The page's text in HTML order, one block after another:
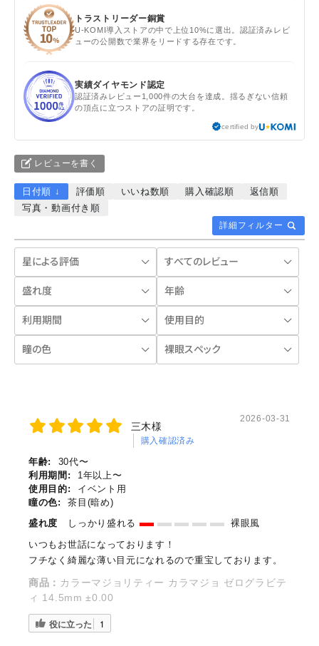
トラストリーダー銅賞
U-KOMI導入ストアの中で上位10%に選出。認証済みレビ
ューの公開数で業界をリードする存在です。
実績ダイヤモンド認定
認証済みレビュー1,000件の大台を達成。揺るぎない信頼
の頂点に立つストアの証明です。
certified by
レビューを書く
詳細フィルター
日付順 ↓ 評価順 いいね数順 購入確認順
返信順
写真・動画付き順
三木様
購入確認済み
2026-03-31
年齢:
30代〜
利用期間:
1年以上〜
使用目的:
イベント用
瞳の色:
茶目(暗め)
盛れ度
しっかり盛れる
裸眼風
いつもお世話になっております！
フチなく綺麗な薄い目元になれるので重宝しております。
商品： カラーマジョリティー カラマジョ ゼログラビテ
ィ 14.5mm ±0.00
役に立った 1